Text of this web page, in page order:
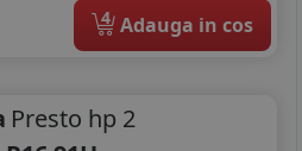
4 Adauga in cos
Presto hp 2